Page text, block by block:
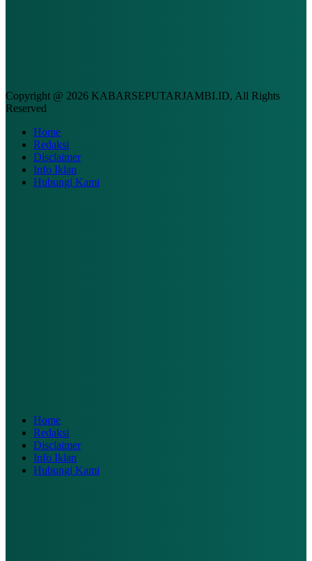
Copyright @ 2026 KABARSEPUTARJAMBI.ID, All Rights
Reserved
Home
Redaksi
Disclaimer
Info Iklan
Hubungi Kami
Home
Redaksi
Disclaimer
Info Iklan
Hubungi Kami